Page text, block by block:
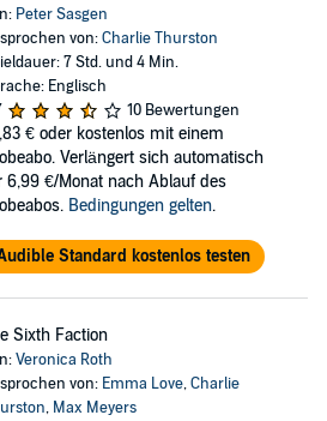
Peter Sasgen
von:Charlie Thurston
7 Std. und 4 Min.
Englisch
10 Bewertungen
€ oder kostenlos mit einem
Verlängert sich automatisch
6,99 €/Monat nach Ablauf des
Bedingungen gelten.
Standard kostenlos testen
Sixth Faction
Veronica Roth
von: Emma Love,Charlie
, Max Meyers